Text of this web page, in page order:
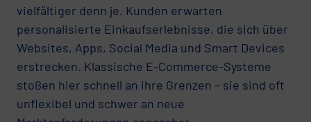
vielfältiger denn je. Kunden erwarten
personalisierte Einkaufserlebnisse, die sich über
Websites, Apps, Social Media und Smart Devices
erstrecken. Klassische E-Commerce-Systeme
stoßen hier schnell an ihre Grenzen – sie sind oft
unflexibel und schwer an neue